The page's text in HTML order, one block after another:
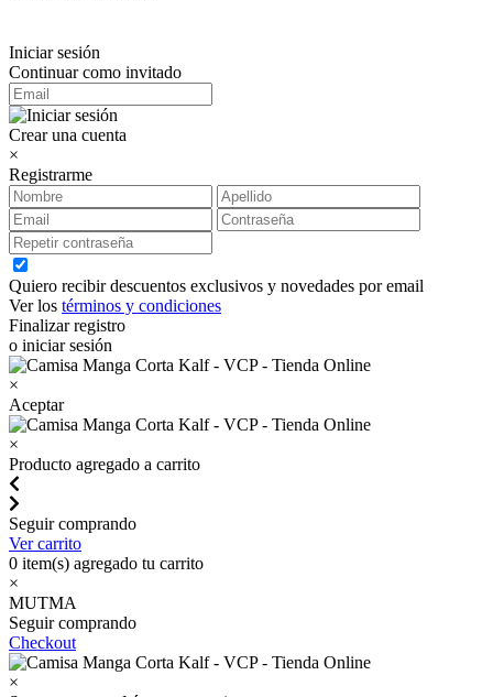
Iniciar sesión
Continuar como invitado
Crear una cuenta
×
Registrarme
Quiero recibir descuentos exclusivos y novedades por email
Ver los términos y condiciones
Finalizar registro
o iniciar sesión
×
Aceptar
×
Producto agregado a carrito
Seguir comprando
Ver carrito
0 item(s) agregado tu carrito
×
MUTMA
Seguir comprando
Checkout
×